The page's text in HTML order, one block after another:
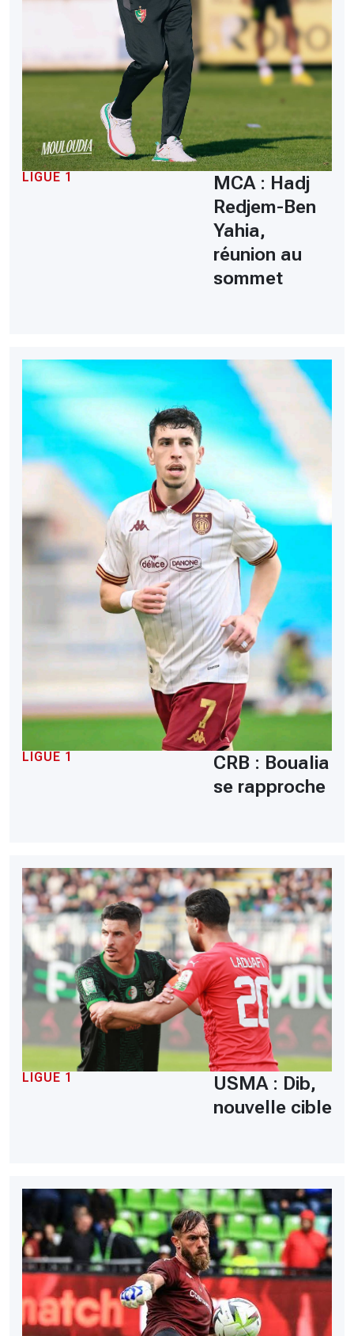
LIGUE 1
MCA : Hadj
Redjem-Ben
Yahia,
réunion au
sommet
LIGUE 1
CRB : Boualia
se rapproche
LIGUE 1
USMA : Dib,
nouvelle cible